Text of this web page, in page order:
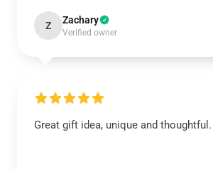
Z Zachary
Verified owner
Great gift idea, unique and thoughtful.